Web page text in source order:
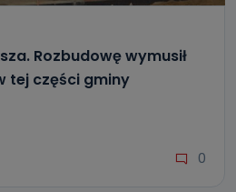
Rozbudowę wymusił
tej części gminy
0